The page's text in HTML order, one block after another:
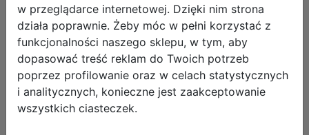
Galeria zdjęć
w przeglądarce internetowej. Dzięki nim strona
działa poprawnie. Żeby móc w pełni korzystać z
funkcjonalności naszego sklepu, w tym, aby
dopasować treść reklam do Twoich potrzeb
poprzez profilowanie oraz w celach statystycznych
i analitycznych, konieczne jest zaakceptowanie
wszystkich ciasteczek.